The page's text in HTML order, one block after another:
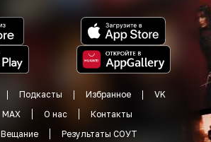
Подкасты Избранное
VK
MAX О нас
Контакты
Вещание
Результаты СОУТ